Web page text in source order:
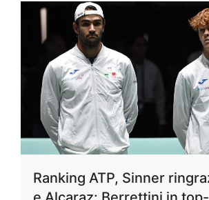
Ranking ATP, Sinner